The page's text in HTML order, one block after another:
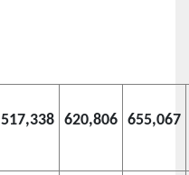
517,338 620,806 655,067